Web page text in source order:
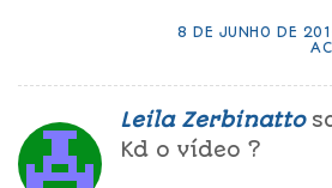
8 DE JUNHO DE
Leila Zerbinatto
Kd o vídeo ?